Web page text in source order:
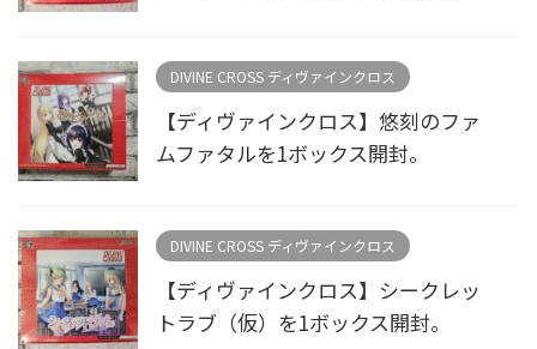
DIVINE CROSS ディヴァインクロス
【ディヴァインクロス】悠刻のファ
ムファタルを1ボックス開封。
DIVINE CROSS ディヴァインクロス
【ディヴァインクロス】シークレッ
トラブ（仮）を1ボックス開封。